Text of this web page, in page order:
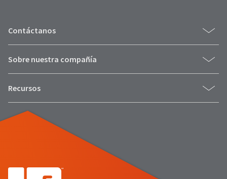
Contáctanos
Sobre nuestra compañía
Recursos